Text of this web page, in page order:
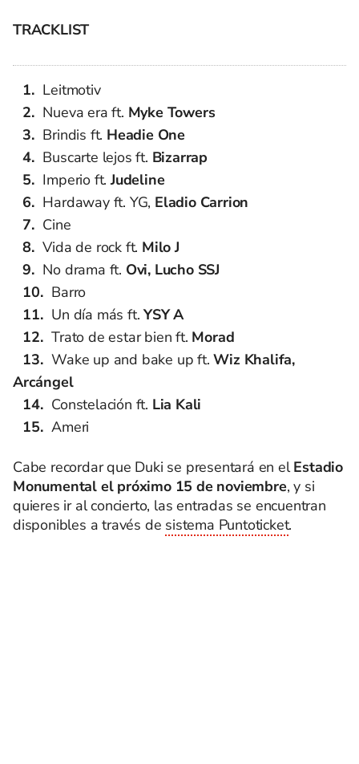
TRACKLIST
Leitmotiv
Nueva era ft. Myke Towers
Brindis ft. Headie One
Buscarte lejos ft. Bizarrap
Imperio ft.Judeline
Hardaway ft. YG, Eladio Carrion
Cine
Vida de rock ft. Milo J
No drama ft. Ovi, Lucho SSJ
Barro
Un día más ft.YSY A
Trato de estar bien ft. Morad
Wake up and bake up ft.Wiz Khalifa,
Arcángel
Constelación ft. Lia Kali
Ameri
Cabe recordar que Duki se presentará en elEstadio
Monumental el próximo 15 de noviembre, y si
quieres ir al concierto, las entradas se encuentran
disponibles a través de sistema Puntoticket.